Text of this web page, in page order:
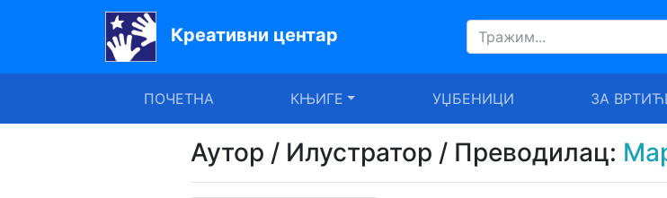
Креативни центар
ПОЧЕТНА КЊИГЕ УЏБЕНИЦИ ЗА
Почетна
Аутор / Илустратор / Преводилац: